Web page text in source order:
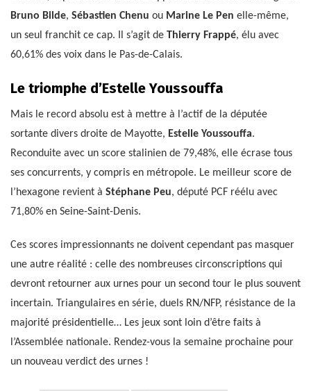
Bruno Bilde, Sébastien Chenu ou Marine Le Pen elle-même,
un seul franchit ce cap. Il s’agit de Thierry Frappé, élu avec
60,61% des voix dans le Pas-de-Calais.
Le triomphe d’Estelle Youssouffa
Mais le record absolu est à mettre à l’actif de la députée
sortante divers droite de Mayotte, Estelle Youssouffa.
Reconduite avec un score stalinien de 79,48%, elle écrase tous
ses concurrents, y compris en métropole. Le meilleur score de
l’hexagone revient à Stéphane Peu, député PCF réélu avec
71,80% en Seine-Saint-Denis.
Ces scores impressionnants ne doivent cependant pas masquer
une autre réalité : celle des nombreuses circonscriptions qui
devront retourner aux urnes pour un second tour le plus souvent
incertain. Triangulaires en série, duels RN/NFP, résistance de la
majorité présidentielle… Les jeux sont loin d’être faits à
l’Assemblée nationale. Rendez-vous la semaine prochaine pour
un nouveau verdict des urnes !